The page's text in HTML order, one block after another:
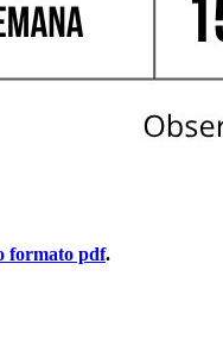
formato pdf.